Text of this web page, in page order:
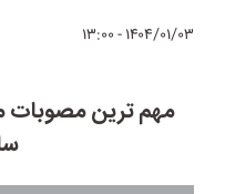
۱۴۰۴/۰۱/۰۳ - ۱۳:۰۰
مهم ترین مصوبات